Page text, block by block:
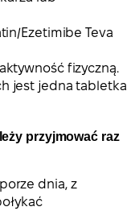
Ezetimibe Teva
fizyczną.
jest jedna tabletka
przyjmować raz
dnia, z